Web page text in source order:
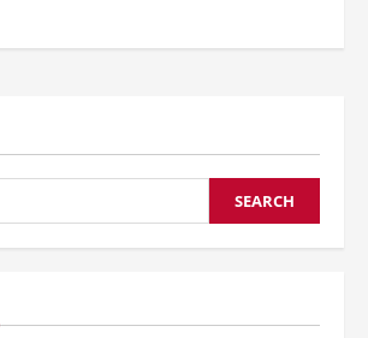
SEARCH